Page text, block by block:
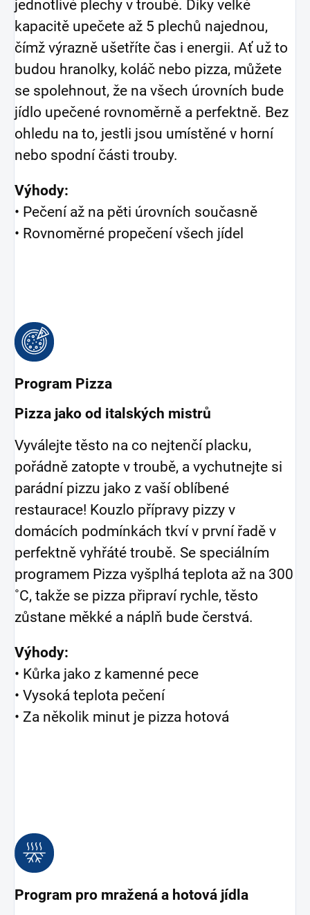
jednotlivé plechy v troubě. Díky velké
kapacitě upečete až 5 plechů najednou,
čímž výrazně ušetříte čas i energii. Ať už to
budou hranolky, koláč nebo pizza, můžete
se spolehnout, že na všech úrovních bude
jídlo upečené rovnoměrně a perfektně. Bez
ohledu na to, jestli jsou umístěné v horní
nebo spodní části trouby.
Výhody:
• Pečení až na pěti úrovních současně
• Rovnoměrné propečení všech jídel
Program Pizza
Pizza jako od italských mistrů
Vyválejte těsto na co nejtenčí placku,
pořádně zatopte v troubě, a vychutnejte si
parádní pizzu jako z vaší oblíbené
restaurace! Kouzlo přípravy pizzy v
domácích podmínkách tkví v první řadě v
perfektně vyhřáté troubě. Se speciálním
programem Pizza vyšplhá teplota až na 300
˚C, takže se pizza připraví rychle, těsto
zůstane měkké a náplň bude čerstvá.
Výhody:
• Kůrka jako z kamenné pece
• Vysoká teplota pečení
• Za několik minut je pizza hotová
Program pro mražená a hotová jídla